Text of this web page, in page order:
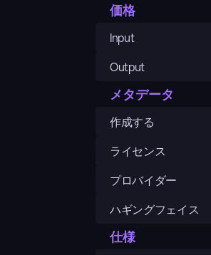
価格
Input
Output
メタデータ
作成する
ライセンス
プロバイダー
ハギングフェイス
仕様